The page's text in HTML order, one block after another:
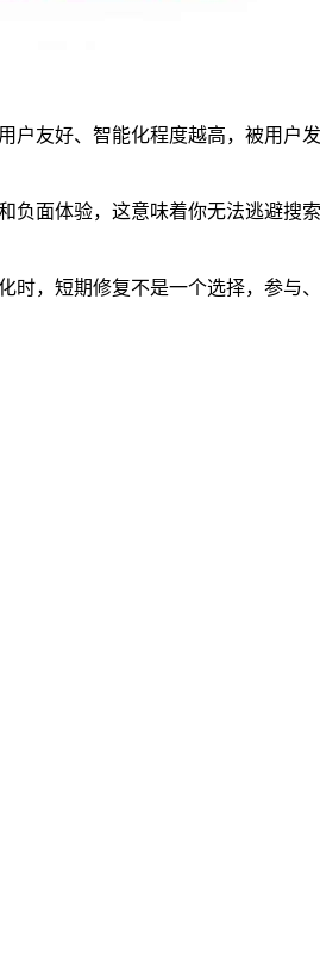
好、智能化程度越高，被用户
体验，这意味着你无法逃避搜
短期修复不是一个选择，参与、